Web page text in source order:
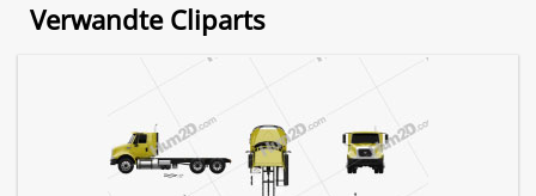
Verwandte Cliparts